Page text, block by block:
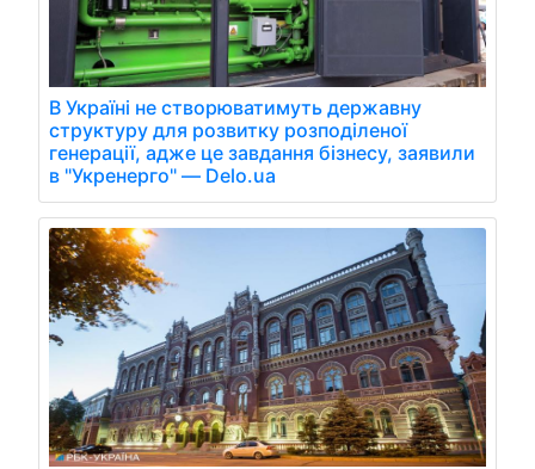
В Україні не створюватимуть державну
структуру для розвитку розподіленої
генерації, адже це завдання бізнесу, заявили
в "Укренерго" — Delo.ua